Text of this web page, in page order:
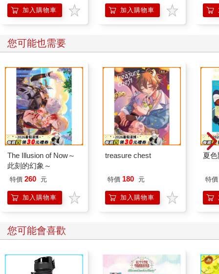
加入購物車 加入購物車
您可能也需要
The Illusion of Now～
此刻的幻象～
特價 260 元
加入購物車
treasure chest
特價 180 元
加入購物車
夏
特價
您可能會喜歡